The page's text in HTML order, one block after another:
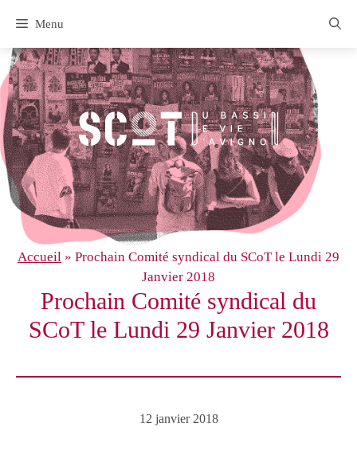
contenu
Menu
Accueil » Prochain Comité syndical du SCoT le Lundi 29
Janvier 2018
Prochain Comité syndical du
SCoT le Lundi 29 Janvier 2018
12 janvier 2018